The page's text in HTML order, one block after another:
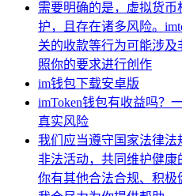
需要明确的是，虚拟货
护，且存在诸多风险。
关的收款等行为可能涉
照你的要求进行创作
im钱包下载安卓版
imToken钱包有收益吗？
真实风险
我们应当遵守国家法律
非法活动，共同维护健
你有其他合法合规、积极